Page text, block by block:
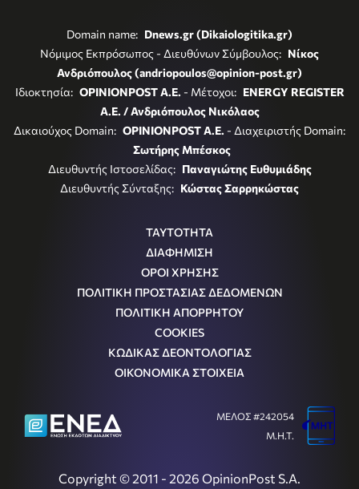
Domain name: Dnews.gr (Dikaiologitika.gr)
Νόμιμος Εκπρόσωπος - Διευθύνων Σύμβουλος: Νίκος
Ανδριόπουλος (andriopoulos@opinion-post.gr)
Ιδιοκτησία: OPINIONPOST A.E. - Μέτοχοι: ENERGY REGISTER
Α.Ε. / Ανδριόπουλος Νικόλαος
Δικαιούχος Domain: OPINIONPOST A.E. - Διαχειριστής Domain:
Σωτήρης Μπέσκος
Διευθυντής Ιστοσελίδας: Παναγιώτης Ευθυμιάδης
Διευθυντής Σύνταξης: Κώστας Σαρρηκώστας
ΤΑΥΤΟΤΗΤΑ
ΔΙΑΦΗΜΙΣΗ
ΟΡΟΙ ΧΡΗΣΗΣ
ΠΟΛΙΤΙΚΗ ΠΡΟΣΤΑΣΙΑΣ ΔΕΔΟΜΕΝΩΝ
ΠΟΛΙΤΙΚΗ ΑΠΟΡΡΗΤΟΥ
COOKIES
ΚΩΔΙΚΑΣ ΔΕΟΝΤΟΛΟΓΙΑΣ
ΟΙΚΟΝΟΜΙΚΑ ΣΤΟΙΧΕΙΑ
Copyright © 2011 - 2026 OpinionPost S.A.
ΜΕΛΟΣ #242054
Μ.Η.Τ.